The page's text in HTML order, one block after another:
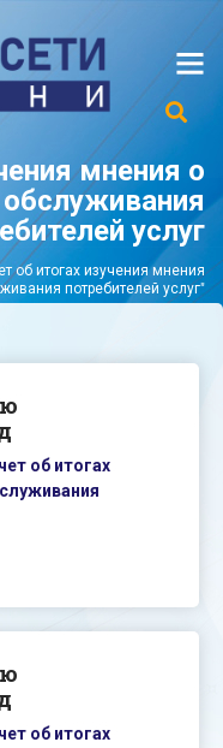
мнения о
услуг
об итогах изучения мнения
потребителей услуг"
об итогах
об итогах